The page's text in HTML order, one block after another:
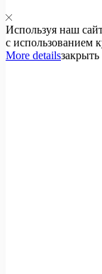
Используя наш
с использованием
More detailsзакрыть